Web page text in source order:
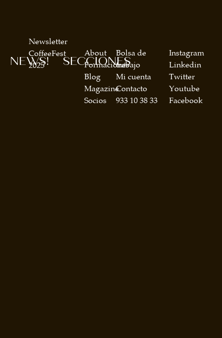
SECCIONES
About
Formaciones
Blog
Magazine
Socios
Bolsa de
trabajo
Mi cuenta
Contacto
933 10 38 33
NEWS!
Newsletter
CoffeeFest
2025
Instagram
Linkedin
Twitter
Youtube
Facebook